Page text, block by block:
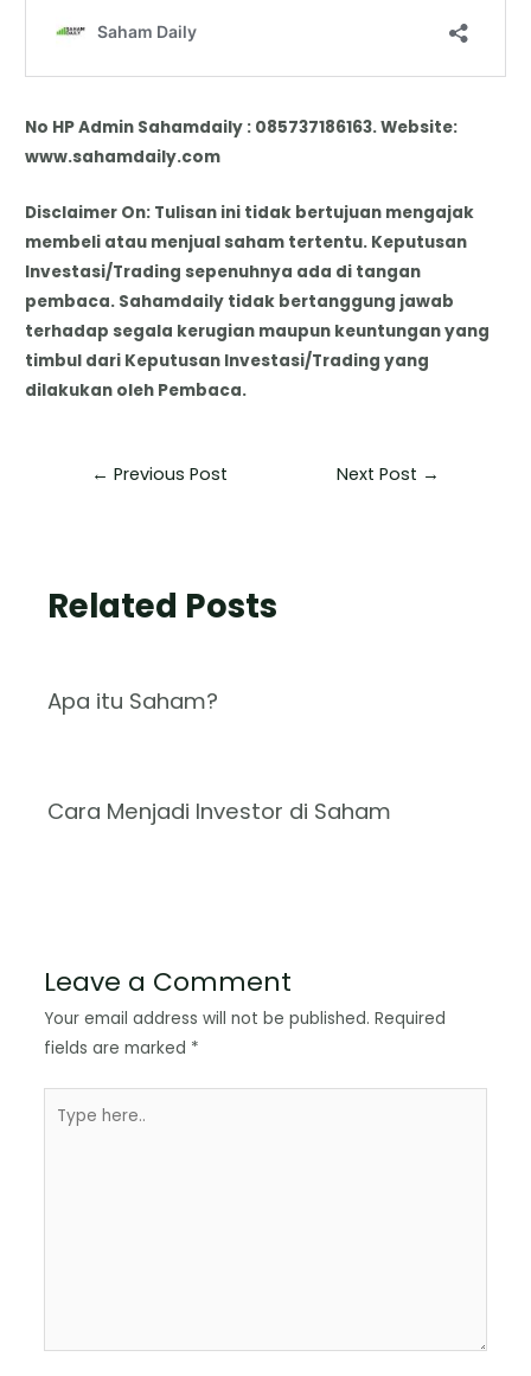
No HP Admin Sahamdaily : 085737186163. Website:
www.sahamdaily.com
Disclaimer On: Tulisan ini tidak bertujuan mengajak
membeli atau menjual saham tertentu. Keputusan
Investasi/Trading sepenuhnya ada di tangan
pembaca. Sahamdaily tidak bertanggung jawab
terhadap segala kerugian maupun keuntungan yang
timbul dari Keputusan Investasi/Trading yang
dilakukan oleh Pembaca.
← Previous Post Next Post →
Related Posts
Apa itu Saham?
Cara Menjadi Investor di Saham
Leave a Comment
Your email address will not be published. Required
fields are marked *